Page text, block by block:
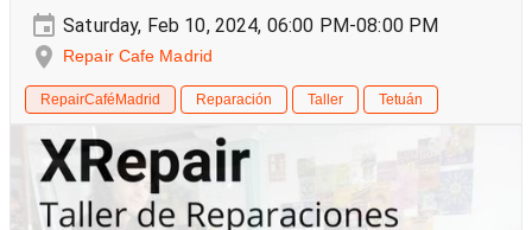
Saturday, Feb 10, 2024, 06:00 PM-08:00 PM
Repair Cafe Madrid
RepairCaféMadrid Reparación Taller Tetuán